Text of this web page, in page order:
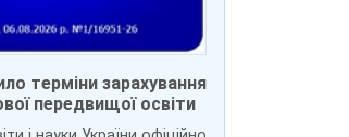
терміни зарахування
передвищої освіти